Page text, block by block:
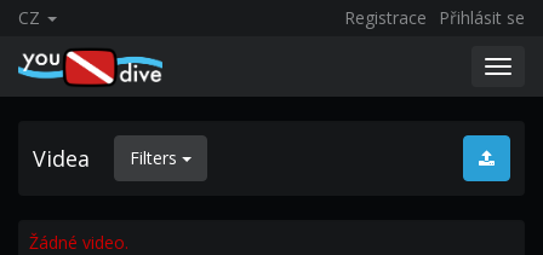
CZ Registrace Přihlásit se
Videa Filters
Žádné video.